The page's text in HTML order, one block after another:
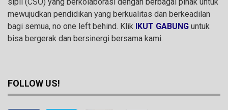
mewujudkan pendidikan yang berkualitas dan berkeadilan
bagi semua, no one left behind. Klik IKUT GABUNG untuk
bisa bergerak dan bersinergi bersama kami.
FOLLOW US!